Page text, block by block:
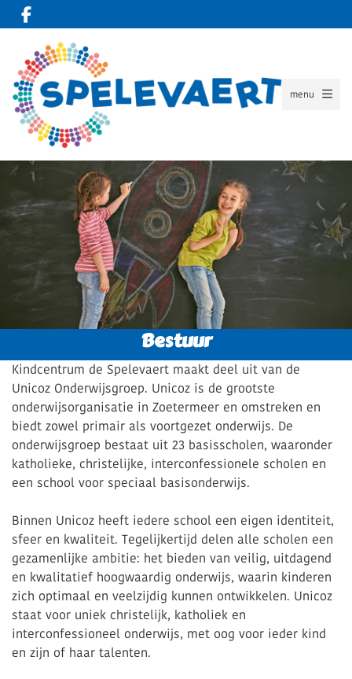
menu
Bestuur
Kindcentrum de Spelevaert maakt deel uit van de
Unicoz Onderwijsgroep. Unicoz is de grootste
onderwijsorganisatie in Zoetermeer en omstreken en
biedt zowel primair als voortgezet onderwijs. De
onderwijsgroep bestaat uit 23 basisscholen, waaronder
katholieke, christelijke, interconfessionele scholen en
een school voor speciaal basisonderwijs.
Binnen Unicoz heeft iedere school een eigen identiteit,
sfeer en kwaliteit. Tegelijkertijd delen alle scholen een
gezamenlijke ambitie: het bieden van veilig, uitdagend
en kwalitatief hoogwaardig onderwijs, waarin kinderen
zich optimaal en veelzijdig kunnen ontwikkelen. Unicoz
staat voor uniek christelijk, katholiek en
interconfessioneel onderwijs, met oog voor ieder kind
en zijn of haar talenten.